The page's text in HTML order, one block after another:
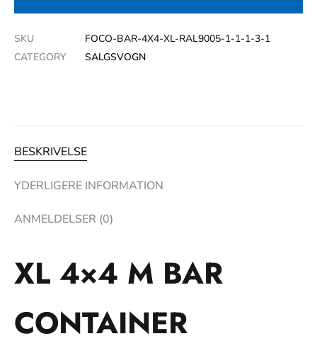
SKU
FOCO-BAR-4X4-XL-RAL9005-1-1-1-3-1
CATEGORY
SALGSVOGN
BESKRIVELSE
YDERLIGERE INFORMATION
ANMELDELSER (0)
XL 4×4 M BAR
CONTAINER